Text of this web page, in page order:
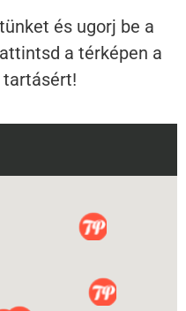
és ugorj be a
a térképen a
tartásért!